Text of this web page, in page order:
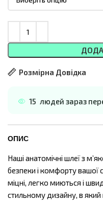
Розмірна Довідка
15 людей зараз
ОПИС
Наші анатомічні шлеї з
безпеки і комфорту вашої
міцні, легко миються і
стильному дизайну, в